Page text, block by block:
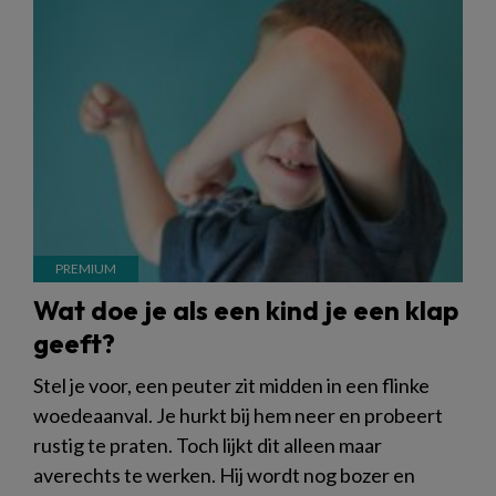
Wat doe je als een kind je een klap
geeft?
Stel je voor, een peuter zit midden in een flinke
woedeaanval. Je hurkt bij hem neer en probeert
rustig te praten. Toch lijkt dit alleen maar
averechts te werken. Hij wordt nog bozer en